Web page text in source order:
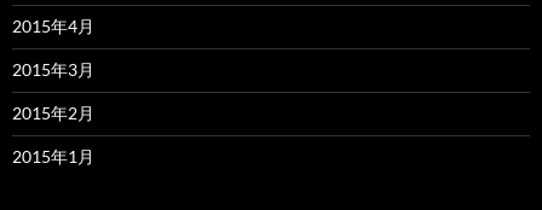
2015年4月
2015年3月
2015年2月
2015年1月